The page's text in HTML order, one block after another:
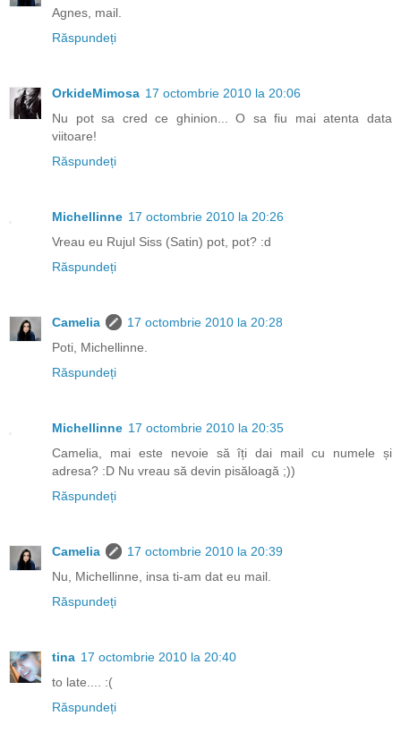
Agnes, mail.
Răspundeți
OrkideMimosa 17 octombrie 2010 la 20:06
Nu pot sa cred ce ghinion... O sa fiu mai atenta data
viitoare!
Răspundeți
Michellinne 17 octombrie 2010 la 20:26
Vreau eu Rujul Siss (Satin) pot, pot? :d
Răspundeți
Camelia
17 octombrie 2010 la 20:28
Poti, Michellinne.
Răspundeți
Michellinne 17 octombrie 2010 la 20:35
Camelia, mai este nevoie să îți dai mail cu numele și
adresa? :D Nu vreau să devin pisăloagă ;))
Răspundeți
Camelia
17 octombrie 2010 la 20:39
Nu, Michellinne, insa ti-am dat eu mail.
Răspundeți
tina 17 octombrie 2010 la 20:40
to late.... :(
Răspundeți